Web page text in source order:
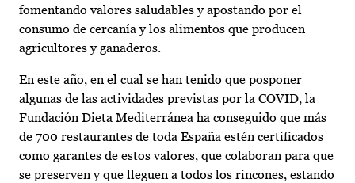
fomentando valores saludables y apostando por el
consumo de cercanía y los alimentos que producen
agricultores y ganaderos.
En este año, en el cual se han tenido que posponer
algunas de las actividades previstas por la COVID, la
Fundación Dieta Mediterránea ha conseguido que más
de 700 restaurantes de toda España estén certificados
como garantes de estos valores, que colaboran para que
se preserven y que lleguen a todos los rincones, estando